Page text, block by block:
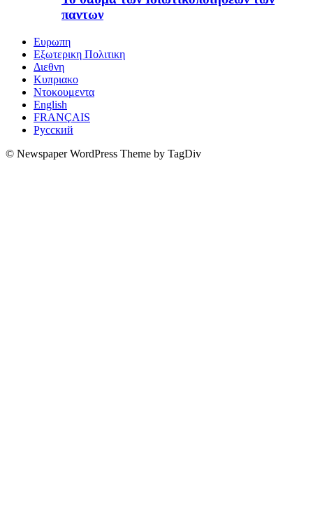
παντων
Ευρωπη
Εξωτερικη Πολιτικη
Διεθνη
Κυπριακο
Ντοκουμεντα
English
FRANÇAIS
Русский
© Newspaper WordPress Theme by TagDiv